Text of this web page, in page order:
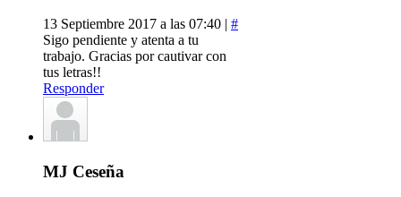
13 Septiembre 2017 a las 07:40 | #
Sigo pendiente y atenta a tu
trabajo. Gracias por cautivar con
tus letras!!
Responder
MJ Ceseña